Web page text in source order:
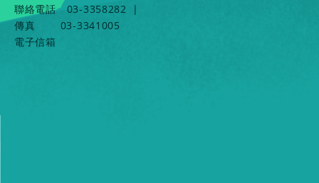
聯絡電話
03-3358282
|
傳真
03-3341005
電子信箱